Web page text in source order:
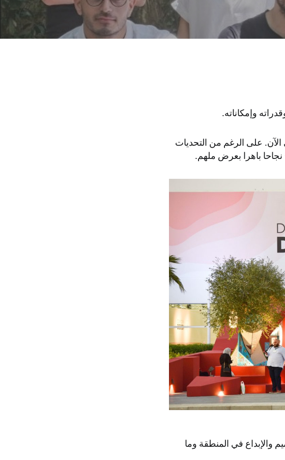
وإمكاناته.
الآن. على الرغم من التحديات
نجاحا باهرا بعرض ملهم.
والإبداع في المنطقة وما